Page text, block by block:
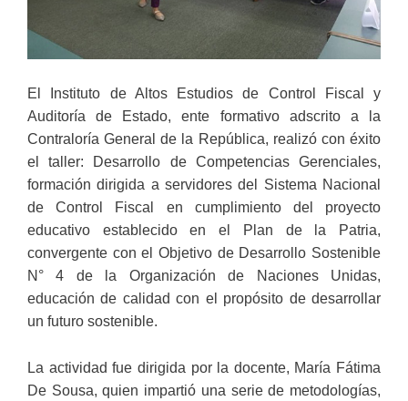
El Instituto de Altos Estudios de Control Fiscal y
Auditoría de Estado, ente formativo adscrito a la
Contraloría General de la República, realizó con éxito
el taller: Desarrollo de Competencias Gerenciales,
formación dirigida a servidores del Sistema Nacional
de Control Fiscal en cumplimiento del proyecto
educativo establecido en el Plan de la Patria,
convergente con el Objetivo de Desarrollo Sostenible
N° 4 de la Organización de Naciones Unidas,
educación de calidad con el propósito de desarrollar
un futuro sostenible.
La actividad fue dirigida por la docente, María Fátima
De Sousa, quien impartió una serie de metodologías,